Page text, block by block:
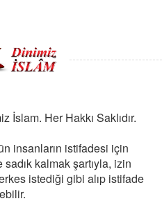
Her Hakkı Saklıdır.
insanların istifadesi için
sadık kalmak şartıyla, izin
istediği gibi alıp istifade